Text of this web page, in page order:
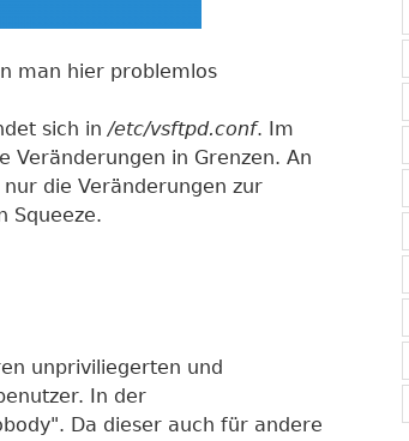
man hier problemlos
sich in /etc/vsftpd.conf. Im
Veränderungen in Grenzen. An
die Veränderungen zur
Squeeze.
unpriviliegerten und
In der
Da dieser auch für andere